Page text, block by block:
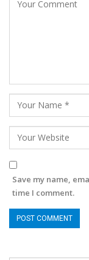
Save my name,
time I comment.